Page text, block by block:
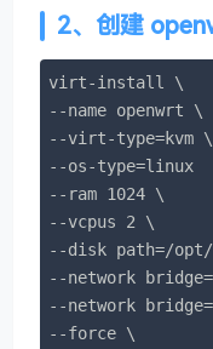
2、创建
virt-install \
--name openwrt \
--virt-type=kvm \
--os-type=linux
--ram 1024 \
--vcpus 2 \
--disk path=/opt/
--network
--network
--force \